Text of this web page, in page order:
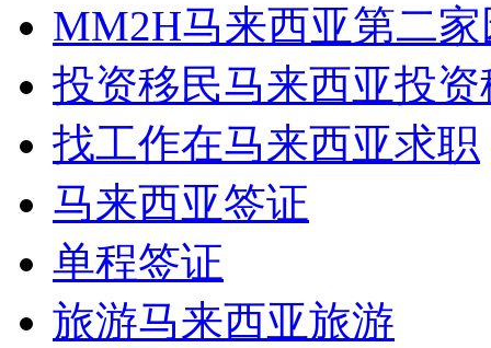
MM2H马来西亚第二家
投资移民马来西亚投资
找工作在马来西亚求职
马来西亚签证
单程签证
旅游马来西亚旅游